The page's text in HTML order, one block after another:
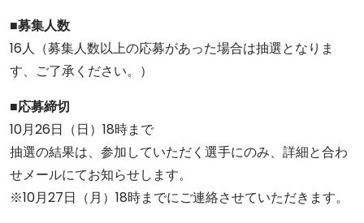
■募集人数
16人（募集人数以上の応募があった場合は抽選となりま
す、ご了承ください。）
■応募締切
10月26日（日）18時まで
抽選の結果は、参加していただく選手にのみ、詳細と合わ
せメールにてお知らせします。
※10月27日（月）18時までにご連絡させていただきます。